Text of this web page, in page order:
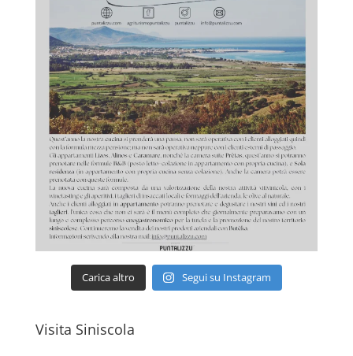
Carica altro Segui su Instagram
Visita Siniscola